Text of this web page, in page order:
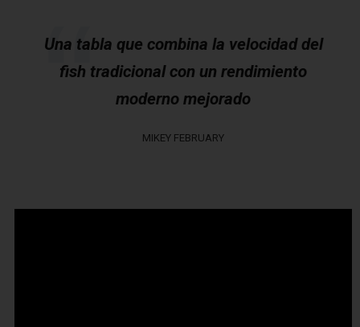
Una tabla que combina la velocidad del
fish tradicional con un rendimiento
moderno mejorado
MIKEY FEBRUARY